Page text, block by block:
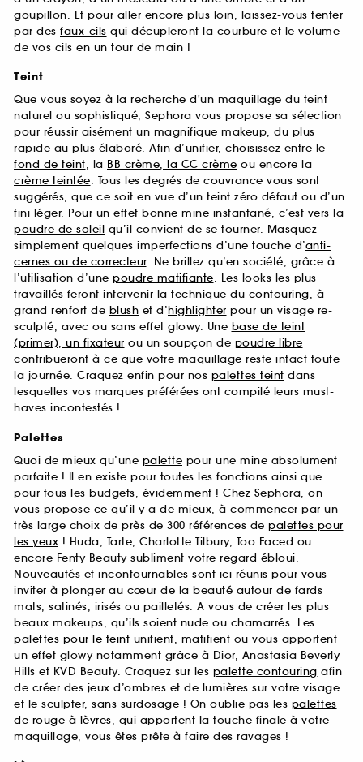
goupillon. Et pour aller encore plus loin, laissez-vous tenter
par des faux-cils qui décupleront la courbure et le volume
de vos cils en un tour de main !
Teint
Que vous soyez à la recherche d'un maquillage du teint
naturel ou sophistiqué, Sephora vous propose sa sélection
pour réussir aisément un magnifique makeup, du plus
rapide au plus élaboré. Afin d’unifier, choisissez entre le
fond de teint, la BB crème, la CC crème ou encore la
crème teintée. Tous les degrés de couvrance vous sont
suggérés, que ce soit en vue d’un teint zéro défaut ou d’un
fini léger. Pour un effet bonne mine instantané, c’est vers la
poudre de soleil qu’il convient de se tourner. Masquez
simplement quelques imperfections d’une touche d’anti-
cernes ou de correcteur. Ne brillez qu’en société, grâce à
l’utilisation d’une poudre matifiante. Les looks les plus
travaillés feront intervenir la technique du contouring, à
grand renfort de blush et d’highlighter pour un visage re-
sculpté, avec ou sans effet glowy. Une base de teint
(primer), un fixateur ou un soupçon de poudre libre
contribueront à ce que votre maquillage reste intact toute
la journée. Craquez enfin pour nos palettes teint dans
lesquelles vos marques préférées ont compilé leurs must-
haves incontestés !
Palettes
Quoi de mieux qu’une palette pour une mine absolument
parfaite ! Il en existe pour toutes les fonctions ainsi que
pour tous les budgets, évidemment ! Chez Sephora, on
vous propose ce qu’il y a de mieux, à commencer par un
très large choix de près de 300 références de palettes pour
les yeux ! Huda, Tarte, Charlotte Tilbury, Too Faced ou
encore Fenty Beauty subliment votre regard ébloui.
Nouveautés et incontournables sont ici réunis pour vous
inviter à plonger au cœur de la beauté autour de fards
mats, satinés, irisés ou pailletés. A vous de créer les plus
beaux makeups, qu’ils soient nude ou chamarrés. Les
palettes pour le teint unifient, matifient ou vous apportent
un effet glowy notamment grâce à Dior, Anastasia Beverly
Hills et KVD Beauty. Craquez sur les palette contouring afin
de créer des jeux d’ombres et de lumières sur votre visage
et le sculpter, sans surdosage ! On oublie pas les palettes
de rouge à lèvres, qui apportent la touche finale à votre
maquillage, vous êtes prête à faire des ravages !